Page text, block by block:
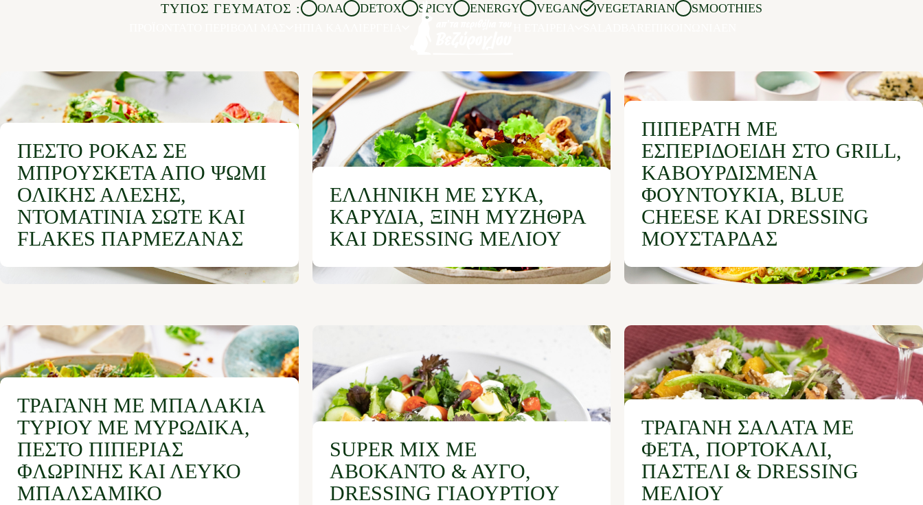
ΤΥΠΟΣ ΓΕΥΜΑΤΟΣ : ΌΛΑ DETOX SPICY ENERGY VEGAN VEGETARIAN SMOOTHIES
ΠΈΣΤΟ ΡΌΚΑΣ ΣΕ
ΜΠΡΟΥΣΚΈΤΑ ΑΠΌ ΨΩΜΊ
ΟΛΙΚΉΣ ΆΛΕΣΗΣ,
ΝΤΟΜΑΤΊΝΙΑ ΣΩΤΈ ΚΑΙ
FLAKES ΠΑΡΜΕΖΆΝΑΣ
ΕΛΛΗΝΙΚΉ ΜΕ ΣΎΚΑ,
ΚΑΡΎΔΙΑ, ΞΙΝΉ ΜΥΖΉΘΡΑ
ΚΑΙ DRESSING ΜΕΛΙΟΎ
ΠΙΠΕΡΆΤΗ ΜΕ
ΕΣΠΕΡΙΔΟΕΙΔΉ ΣΤΟ GRILL,
ΚΑΒΟΥΡΔΙΣΜΈΝΑ
ΦΟΥΝΤΟΎΚΙΑ, BLUE
CHEESE ΚΑΙ DRESSING
ΜΟΥΣΤΆΡΔΑΣ
ΤΡΑΓΑΝΉ ΜΕ ΜΠΑΛΆΚΙΑ
ΤΥΡΙΟΎ ΜΕ ΜΥΡΩΔΙΚΆ,
ΠΈΣΤΟ ΠΙΠΕΡΙΆΣ
ΦΛΩΡΊΝΗΣ ΚΑΙ ΛΕΥΚΌ
ΜΠΑΛΣΆΜΙΚΟ
SUPER ΜIX ΜΕ
ΑΒΟΚΆΝΤΟ & ΑΥΓΌ,
DRESSING ΓΙΑΟΥΡΤΙΟΎ
ΤΡΑΓΑΝΉ ΣΑΛΆΤΑ ΜΕ
ΦΈΤΑ, ΠΟΡΤΟΚΆΛΙ,
ΠΑΣΤΈΛΙ & DRESSING
ΜΕΛΙΟΎ